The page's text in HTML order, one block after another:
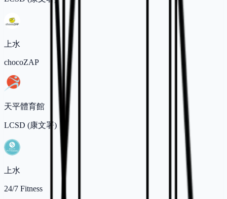
上水
chocoZAP
天平體育館
LCSD (康文署)
上水
24/7 Fitness